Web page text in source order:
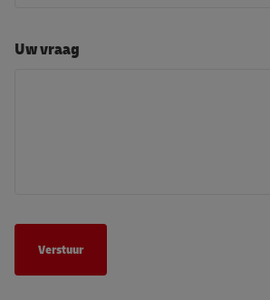
Uw vraag